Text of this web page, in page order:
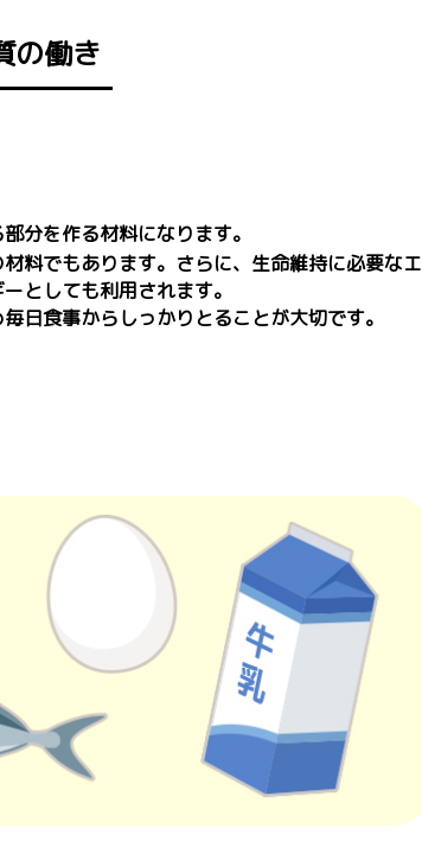
の働き
分を作る材料になります。
料でもあります。さらに、生命維持に必要なエ
としても利用されます。
日食事からしっかりとることが大切です。